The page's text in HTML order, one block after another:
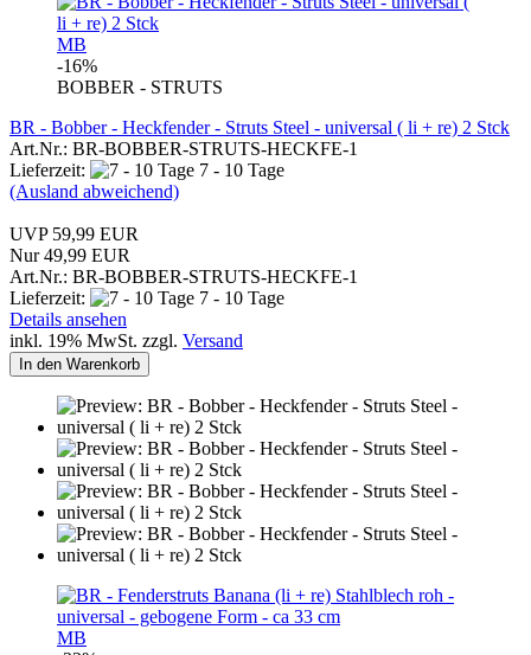
MB
-16%
BOBBER - STRUTS
BR - Bobber - Heckfender - Struts Steel - universal ( li + re) 2 Stck
Art.Nr.: BR-BOBBER-STRUTS-HECKFE-1
Lieferzeit:
7 - 10 Tage
(Ausland abweichend)
UVP 59,99 EUR
Nur 49,99 EUR
Art.Nr.: BR-BOBBER-STRUTS-HECKFE-1
Lieferzeit:
7 - 10 Tage
Details ansehen
inkl. 19% MwSt. zzgl. Versand
In den Warenkorb
MB